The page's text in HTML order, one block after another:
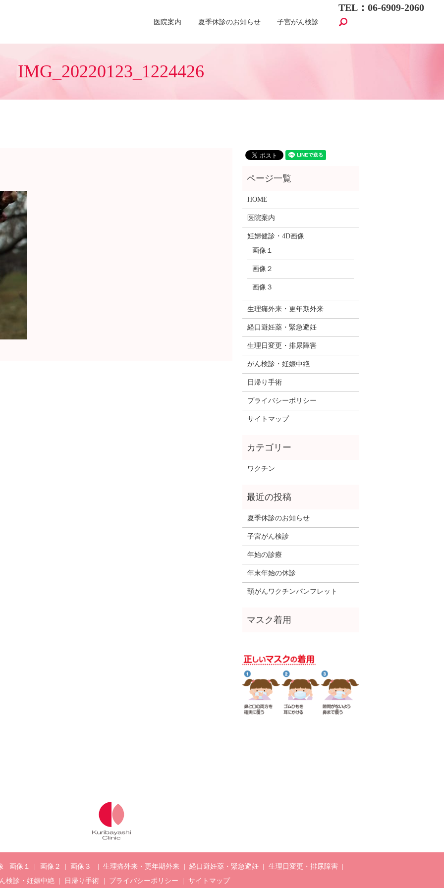
TEL：06-6909-2060
医院案内 夏季休診のお知らせ 子宮がん検診
IMG_20220123_1224426
HOME
医院案内
妊婦健診・4D画像
画像１
画像２
画像３
生理痛外来・更年期外来
経口避妊薬・緊急避妊
生理日変更・排尿障害
がん検診・妊娠中絶
日帰り手術
プライバシーポリシー
サイトマップ
ワクチン
夏季休診のお知らせ
子宮がん検診
年始の診療
年末年始の休診
頸がんワクチンパンフレット
画像１ 画像２ 画像３ 生理痛外来・更年期外来 経口避妊薬・緊急避妊
生理日変更・排尿障害
検診・妊娠中絶
日帰り手術 プライバシーポリシー サイトマップ